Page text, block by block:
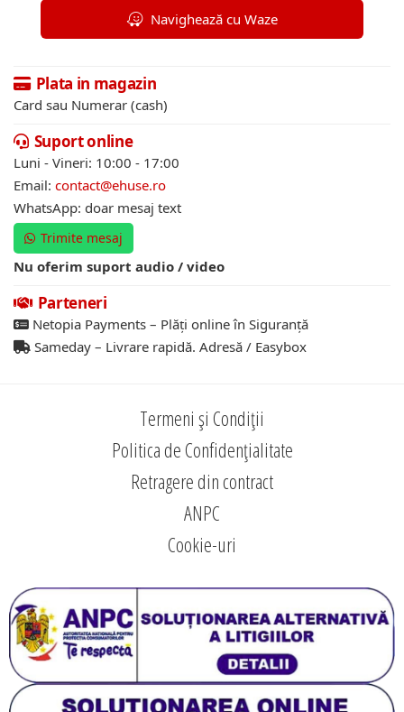
Navighează cu Waze
Plata in magazin
Card sau Numerar (cash)
Suport online
Luni - Vineri: 10:00 - 17:00
Email: contact@ehuse.ro
WhatsApp: doar mesaj text
Trimite mesaj
Nu oferim suport audio / video
Parteneri
Netopia Payments – Plăți online în Siguranță
Sameday – Livrare rapidă. Adresă / Easybox
Termeni și Condiții
Politica de Confidențialitate
Retragere din contract
ANPC
Cookie-uri